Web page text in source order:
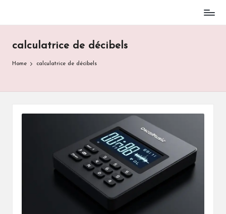
contentcalculatrice de décibels
Home calculatrice de décibels